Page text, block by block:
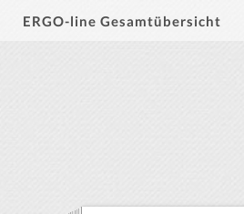
ERGO-line Gesamtübersicht